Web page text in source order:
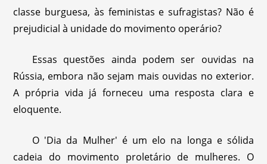
classe burguesa, às feministas e sufragistas? Não é
prejudicial à unidade do movimento operário?
Essas questões ainda podem ser ouvidas na
Rússia, embora não sejam mais ouvidas no exterior.
A própria vida já forneceu uma resposta clara e
eloquente.
O 'Dia da Mulher' é um elo na longa e sólida
cadeia do movimento proletário de mulheres. O